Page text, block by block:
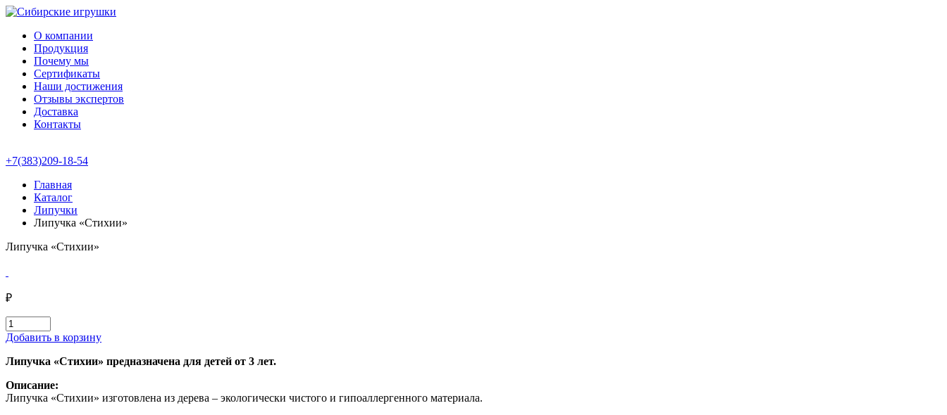
О компании
Продукция
Почему мы
Сертификаты
Наши достижения
Отзывы экспертов
Доставка
Контакты
+7(383)209-18-54
Главная
Каталог
Липучки
Липучка «Стихии»
Липучка «Стихии»
₽
Добавить в корзину
Липучка «Стихии» предназначена для детей от 3 лет.
Описание:
Липучка «Стихии» изготовлена из дерева – экологически чистого и гипоаллергенного материала.